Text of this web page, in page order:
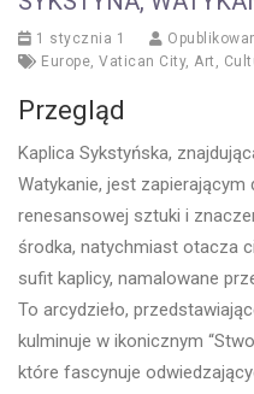
1 stycznia 1
Europe, Vatican City, Art ,
Przegląd
Kaplica Sykstyńska,
Watykanie, jest
renesansowej sztuki i
środka, natychmiast otacza
sufit kaplicy, namalowane
To arcydzieło,
kulminuje w ikonicznym
które fascynuje